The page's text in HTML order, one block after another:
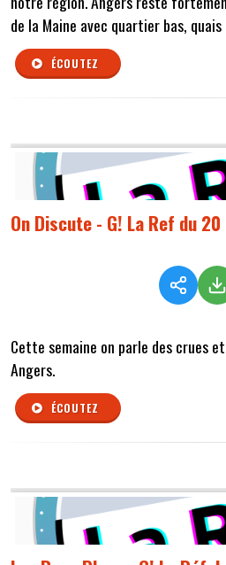
de la Maine avec quartier bas,
ÉCOUTEZ
On Discute - G! La Ref du
Cette semaine on parle des crues
Angers.
ÉCOUTEZ